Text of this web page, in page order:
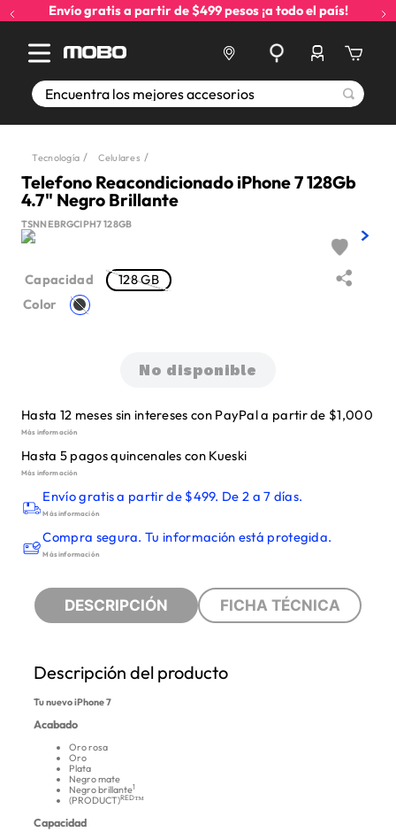
Envío gratis a partir de $499 pesos ¡a todo el país!
Encuentra los mejores accesorios
Tecnología Celulares
Telefono Reacondicionado iPhone 7 128Gb
4.7" Negro Brillante
TSNNEBRGCIPH7 128GB
Color
128 GB
No disponible
Hasta 12 meses sin intereses con PayPal a partir de $1,000
Más información
Hasta 5 pagos quincenales con Kueski
Más información
Envío gratis a partir de $499. De 2 a 7 días.
Más información
Compra segura. Tu información está protegida.
Más información
DESCRIPCIÓN FICHA TÉCNICA
Descripción del producto
Tu nuevo iPhone 7
Acabado
Oro rosa
Oro
Plata
Negro mate
Negro brillante1
(PRODUCT)RED™
Capacidad